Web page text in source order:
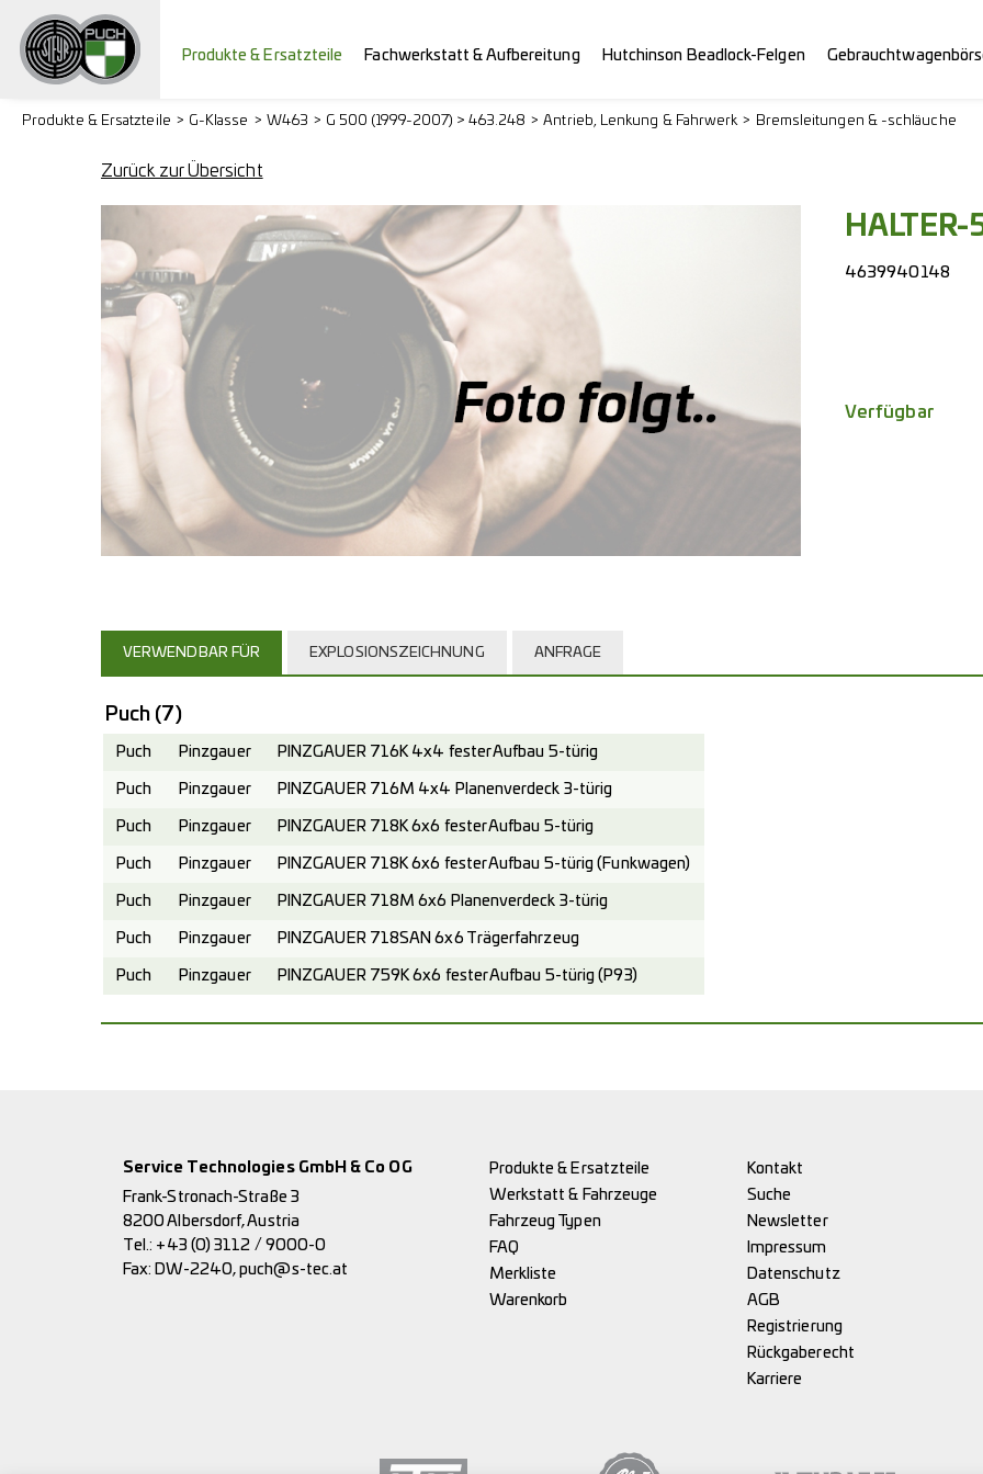
Produkte & Ersatzteile Fachwerkstatt & Aufbereitung Hutchinson Beadlock-Felgen
Produkte & Ersatzteile G-Klasse W463 G 500 (1999-2007) > 463.248 Antrieb, Lenkung & Fahrwerk Bremsleitungen & -schläuche
Zurück zur Übersicht
HALTER-
4639940148
Verfügbar
VERWENDBAR FÜR EXPLOSIONSZEICHNUNG ANFRAGE
Puch (7)
Puch Pinzgauer PINZGAUER 716K 4x4 fester Aufbau 5-türig
Puch Pinzgauer PINZGAUER 716M 4x4 Planenverdeck 3-türig
Puch Pinzgauer PINZGAUER 718K 6x6 fester Aufbau 5-türig
Puch Pinzgauer PINZGAUER 718K 6x6 fester Aufbau 5-türig (Funkwagen)
Puch Pinzgauer PINZGAUER 718M 6x6 Planenverdeck 3-türig
Puch Pinzgauer PINZGAUER 718SAN 6x6 Trägerfahrzeug
Puch Pinzgauer PINZGAUER 759K 6x6 fester Aufbau 5-türig (P93)
Service Technologies GmbH & Co OG
Frank-Stronach-Straße 3
8200 Albersdorf, Austria
Tel.: +43 (0) 3112 / 9000-0
Fax: DW-2240,puch@s-tec.at
Produkte & Ersatzteile
Werkstatt & Fahrzeuge
Fahrzeug Typen
FAQ
Merkliste
Warenkorb
Kontakt
Suche
Newsletter
Impressum
Datenschutz
AGB
Registrierung
Rückgaberecht
Karriere